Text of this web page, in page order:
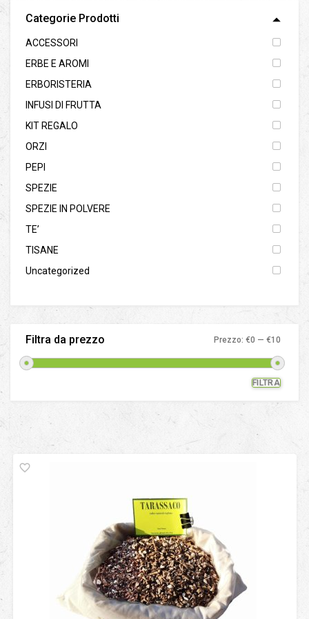
Categorie Prodotti
ACCESSORI
ERBE E AROMI
ERBORISTERIA
INFUSI DI FRUTTA
KIT REGALO
ORZI
PEPI
SPEZIE
SPEZIE IN POLVERE
TE’
TISANE
Uncategorized
Filtra da prezzo
Prezzo
Prezzo
FILTRA
Prezzo: €0 — €10